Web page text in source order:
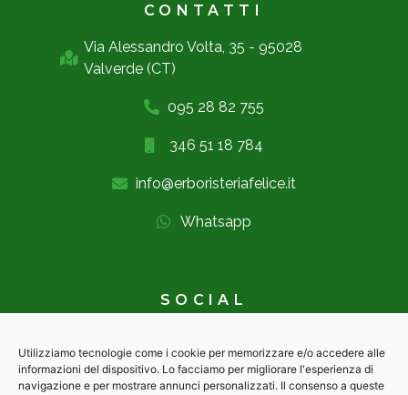
Utilizziamo tecnologie come i cookie per memorizzare e/o accedere alle
informazioni del dispositivo. Lo facciamo per migliorare l'esperienza di
navigazione e per mostrare annunci personalizzati. Il consenso a queste
CONTATTI
Via Alessandro Volta, 35 - 95028
Valverde (CT)
095 28 82 755
346 51 18 784
info@erboristeriafelice.it
Whatsapp
SOCIAL